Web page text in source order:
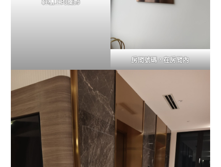
房間號碼，在房間內